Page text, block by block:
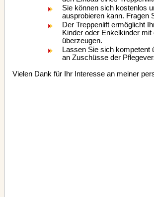
Sie können sich kostenlos
ausprobieren kann. Fragen
Der Treppenlift ermöglicht
Kinder oder Enkelkinder
überzeugen.
Lassen Sie sich kompetent
an Zuschüsse der
Vielen Dank für Ihr Interesse an meiner